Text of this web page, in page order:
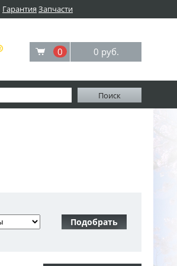
Гарантия Запчасти
0 0 руб.